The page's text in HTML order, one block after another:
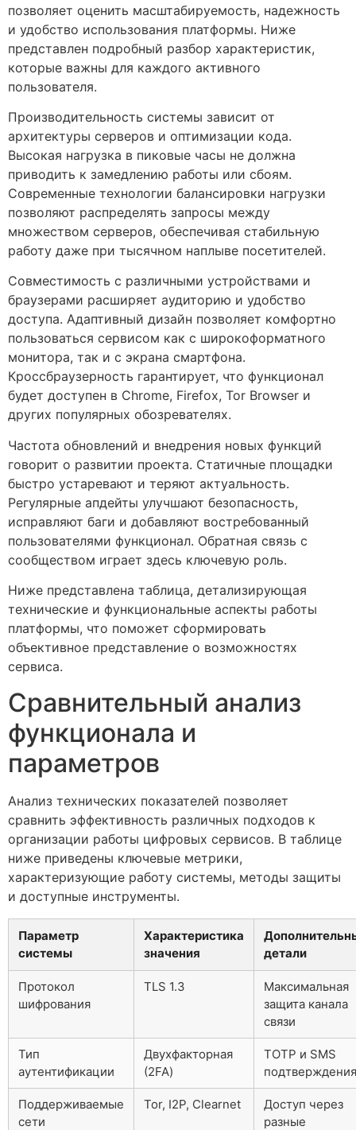
позволяет оценить масштабируемость, надежность
и удобство использования платформы. Ниже
представлен подробный разбор характеристик,
которые важны для каждого активного
пользователя.
Производительность системы зависит от
архитектуры серверов и оптимизации кода.
Высокая нагрузка в пиковые часы не должна
приводить к замедлению работы или сбоям.
Современные технологии балансировки нагрузки
позволяют распределять запросы между
множеством серверов, обеспечивая стабильную
работу даже при тысячном наплыве посетителей.
Совместимость с различными устройствами и
браузерами расширяет аудиторию и удобство
доступа. Адаптивный дизайн позволяет комфортно
пользоваться сервисом как с широкоформатного
монитора, так и с экрана смартфона.
Кроссбраузерность гарантирует, что функционал
будет доступен в Chrome, Firefox, Tor Browser и
других популярных обозревателях.
Частота обновлений и внедрения новых функций
говорит о развитии проекта. Статичные площадки
быстро устаревают и теряют актуальность.
Регулярные апдейты улучшают безопасность,
исправляют баги и добавляют востребованный
пользователями функционал. Обратная связь с
сообществом играет здесь ключевую роль.
Ниже представлена таблица, детализирующая
технические и функциональные аспекты работы
платформы, что поможет сформировать
объективное представление о возможностях
сервиса.
Сравнительный анализ
функционала и
параметров
Анализ технических показателей позволяет
сравнить эффективность различных подходов к
организации работы цифровых сервисов. В таблице
ниже приведены ключевые метрики,
характеризующие работу системы, методы защиты
и доступные инструменты.
Параметр
системы
Характеристика
значения
детали
Протокол
шифрования
TLS 1.3
Максимальная
защита канала
связи
Тип
аутентификации
Двухфакторная
(2FA)
TOTP и SMS
подтверждения
Поддерживаемые
сети
Tor, I2P, Clearnet
Доступ через
разные